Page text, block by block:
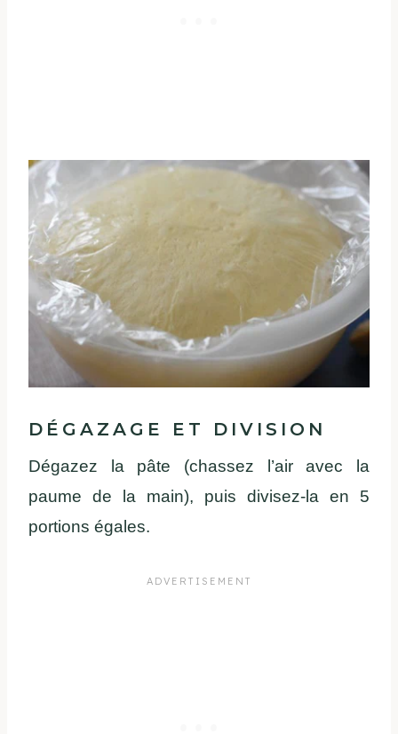
DÉGAZAGE ET DIVISION
Dégazez la pâte (chassez l’air avec la
paume de la main), puis divisez-la en 5
portions égales.